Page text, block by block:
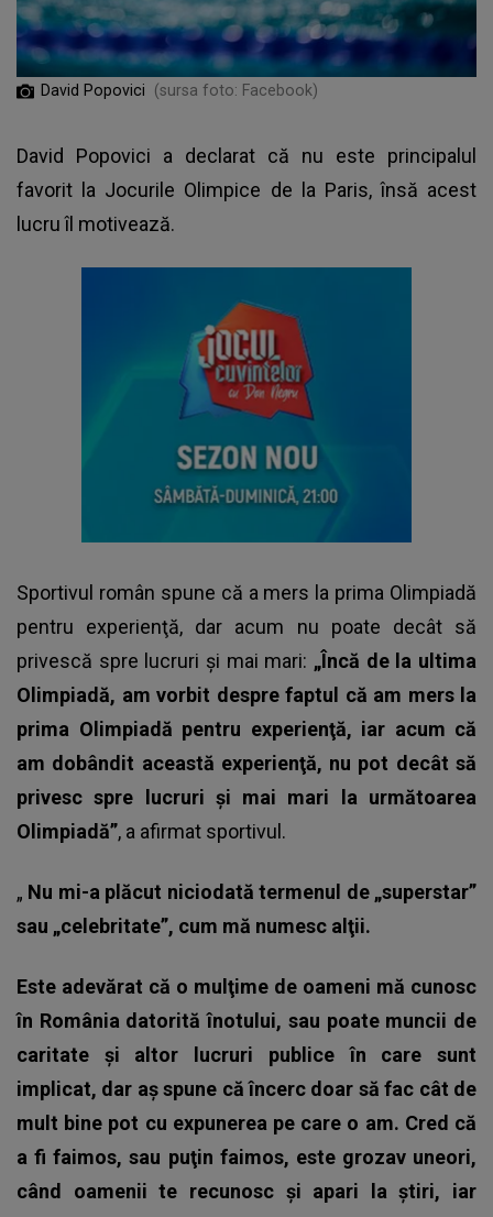
David Popovici (sursa foto: Facebook)
David Popovici a declarat că nu este principalul
favorit la Jocurile Olimpice de la Paris, însă acest
lucru îl motivează.
Sportivul român spune că a mers la prima Olimpiadă
pentru experienţă, dar acum nu poate decât să
privescă spre lucruri şi mai mari: „Încă de la ultima
Olimpiadă, am vorbit despre faptul că am mers la
prima Olimpiadă pentru experienţă, iar acum că
am dobândit această experienţă, nu pot decât să
privesc spre lucruri şi mai mari la următoarea
Olimpiadă”, a afirmat sportivul.
„ Nu mi-a plăcut niciodată termenul de „superstar”
sau „celebritate”, cum mă numesc alţii.
Este adevărat că o mulţime de oameni mă cunosc
în România datorită înotului, sau poate muncii de
caritate şi altor lucruri publice în care sunt
implicat, dar aş spune că încerc doar să fac cât de
mult bine pot cu expunerea pe care o am. Cred că
a fi faimos, sau puţin faimos, este grozav uneori,
când oamenii te recunosc şi apari la ştiri, iar